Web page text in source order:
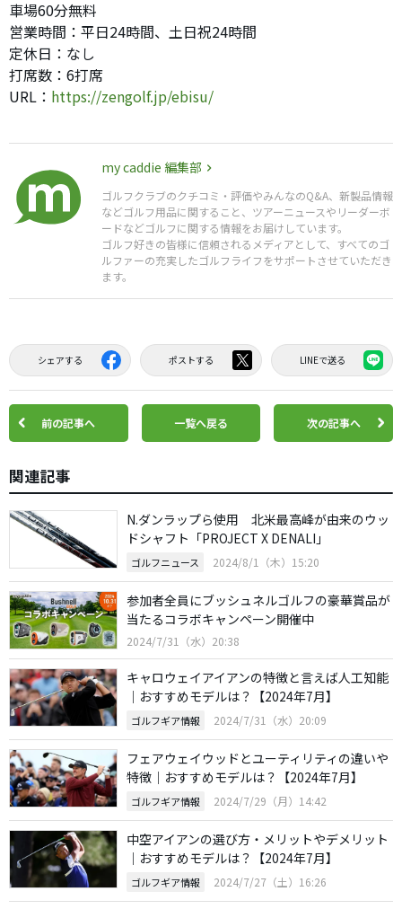
車場60分無料
営業時間：平日24時間、土日祝24時間
定休日：なし
打席数：6打席
URL： https://zengolf.jp/ebisu/
my caddie 編集部
ゴルフクラブのクチコミ・評価やみんなのQ&A、新製品情報
などゴルフ用品に関すること、ツアーニュースやリーダーボ
ードなどゴルフに関する情報をお届けしています。
ゴルフ好きの皆様に信頼されるメディアとして、すべてのゴ
ルファーの充実したゴルフライフをサポートさせていただき
ます。
シェアする ポストする LINEで送る
前の記事へ 一覧へ戻る 次の記事へ
関連記事
N.ダンラップら使用 北米最高峰が由来のウッ
ドシャフト「PROJECT X DENALI」
ゴルフニュース 2024/8/1（木）15:20
参加者全員にブッシュネルゴルフの豪華賞品が
当たるコラボキャンペーン開催中
2024/7/31（水）20:38
キャロウェイアイアンの特徴と言えば人工知能
｜おすすめモデルは？【2024年7月】
ゴルフギア情報 2024/7/31（水）20:09
フェアウェイウッドとユーティリティの違いや
特徴｜おすすめモデルは？【2024年7月】
ゴルフギア情報 2024/7/29（月）14:42
中空アイアンの選び方・メリットやデメリット
｜おすすめモデルは？【2024年7月】
ゴルフギア情報 2024/7/27（土）16:26